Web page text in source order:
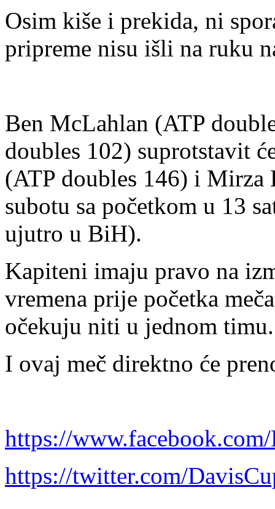
Osim kiše i prekida, ni
pripreme nisu išli na ruku
Ben McLahlan (ATP
doubles 102) suprotstavit
(ATP doubles 146) i Mirza
subotu sa početkom u 13
ujutro u BiH).
Kapiteni imaju pravo na
vremena prije početka
očekuju niti u jednom timu.
I ovaj meč direktno će
https://
https://twitter.com/